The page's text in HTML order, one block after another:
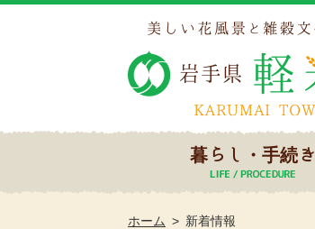
暮らし・手続き
ホーム 新着情報